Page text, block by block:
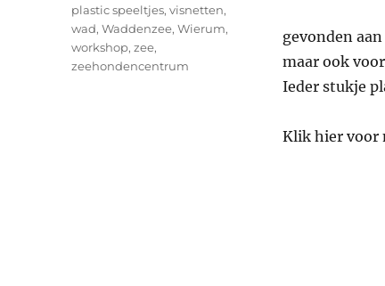
gevonden
maar ook
Ieder stukje
Klik hier voor
plastic speeltjes,visnetten,
wad,Waddenzee,Wierum,
workshop,zee,
zeehondencentrum